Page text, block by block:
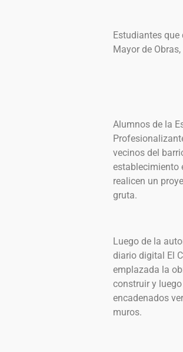
Estudiantes
Mayor de
Alumnos de la
vecinos del
establecimiento
realicen un
gruta.
Luego de la
diario digital El
emplazada la
construir y
encadenados
muros.